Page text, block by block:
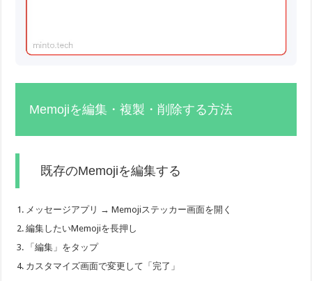
Memojiを編集・複製・削除する方法
既存のMemojiを編集する
メッセージアプリ → Memojiステッカー画面を開く
編集したいMemojiを長押し
「編集」をタップ
カスタマイズ画面で変更して「完了」